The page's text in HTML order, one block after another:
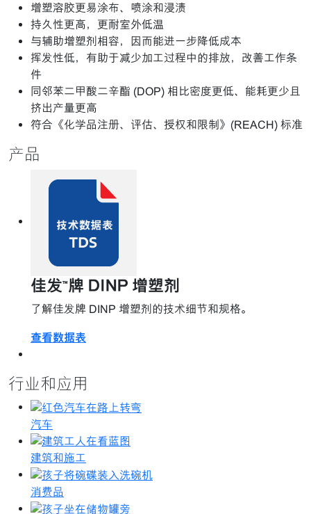
增塑溶胶更易涂布、喷涂和浸渍
持久性更高，更耐室外低温
与辅助增塑剂相容，因而能进一步降低成本
挥发性低，有助于减少加工过程中的排放，改善工作条
件
同邻苯二甲酸二辛酯 (DOP) 相比密度更低、能耗更少且
挤出产量更高
符合《化学品注册、评估、授权和限制》(REACH) 标准
产品
佳发™牌 DINP 增塑剂
了解佳发牌 DINP 增塑剂的技术细节和规格。
查看数据表
行业和应用
汽车
建筑和施工
消费品